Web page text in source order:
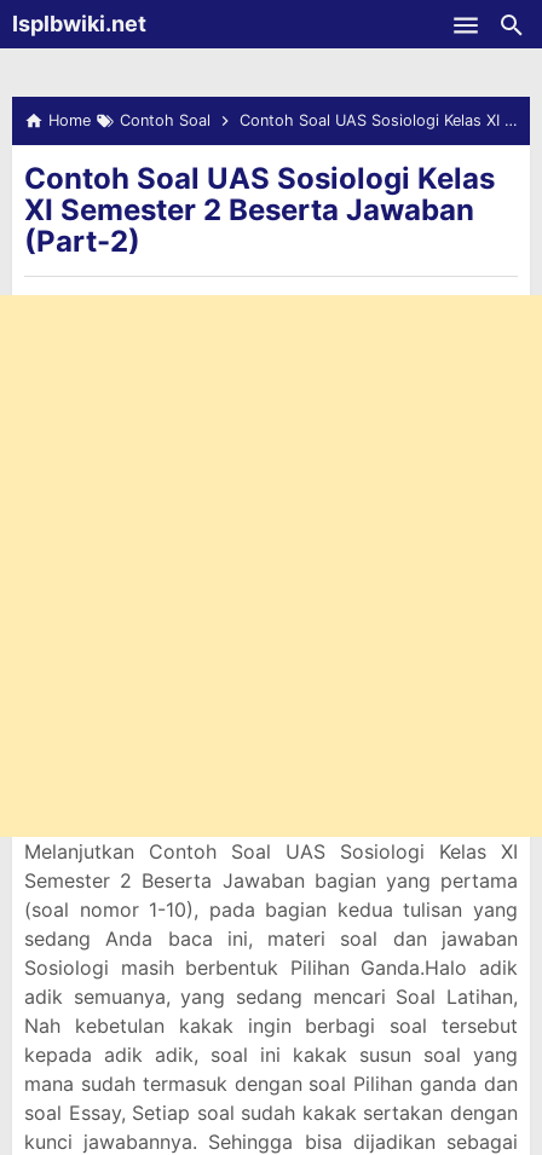
-->Isplbwiki.net
Home Contoh Soal Contoh Soal UAS Sosiologi Kelas XI Semester 2 Beserta Jawaban (Part-2)
Contoh Soal UAS Sosiologi Kelas
XI Semester 2 Beserta Jawaban
(Part-2)
Melanjutkan Contoh Soal UAS Sosiologi Kelas XI
Semester 2 Beserta Jawaban bagian yang pertama
(soal nomor 1-10), pada bagian kedua tulisan yang
sedang Anda baca ini, materi soal dan jawaban
Sosiologi masih berbentuk Pilihan Ganda.Halo adik
adik semuanya, yang sedang mencari Soal Latihan,
Nah kebetulan kakak ingin berbagi soal tersebut
kepada adik adik, soal ini kakak susun soal yang
mana sudah termasuk dengan soal Pilihan ganda dan
soal Essay, Setiap soal sudah kakak sertakan dengan
kunci jawabannya. Sehingga bisa dijadikan sebagai